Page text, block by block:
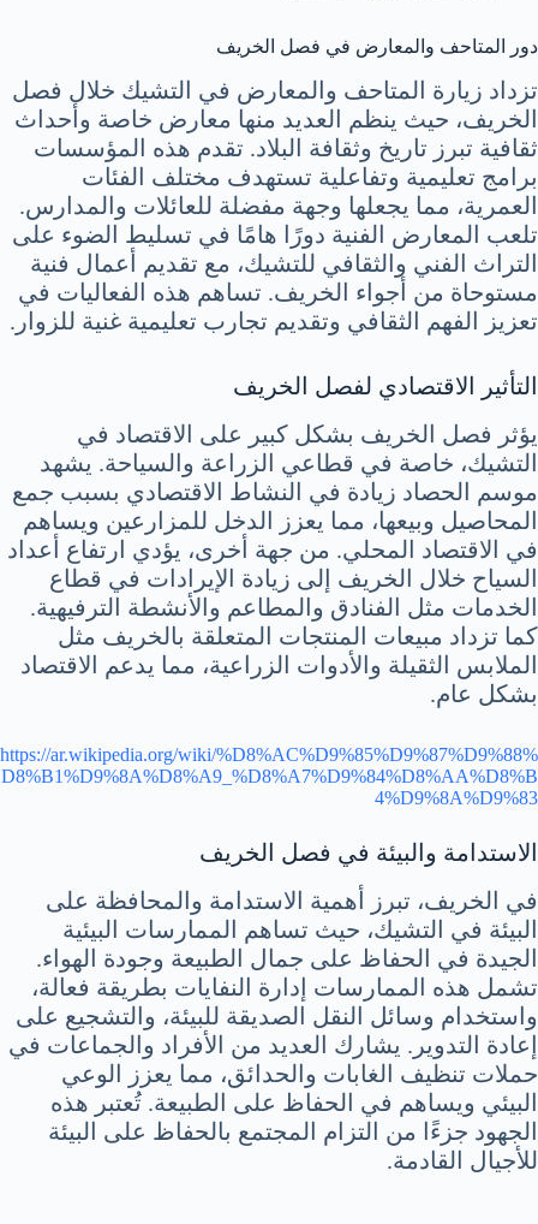
دور المتاحف والمعارض في فصل الخريف
تزداد زيارة المتاحف والمعارض في التشيك خلال فصل
الخريف، حيث ينظم العديد منها معارض خاصة وأحداث
ثقافية تبرز تاريخ وثقافة البلاد. تقدم هذه المؤسسات
برامج تعليمية وتفاعلية تستهدف مختلف الفئات
العمرية، مما يجعلها وجهة مفضلة للعائلات والمدارس.
تلعب المعارض الفنية دورًا هامًا في تسليط الضوء على
التراث الفني والثقافي للتشيك، مع تقديم أعمال فنية
مستوحاة من أجواء الخريف. تساهم هذه الفعاليات في
تعزيز الفهم الثقافي وتقديم تجارب تعليمية غنية للزوار.
التأثير الاقتصادي لفصل الخريف
يؤثر فصل الخريف بشكل كبير على الاقتصاد في
التشيك، خاصة في قطاعي الزراعة والسياحة. يشهد
موسم الحصاد زيادة في النشاط الاقتصادي بسبب جمع
المحاصيل وبيعها، مما يعزز الدخل للمزارعين ويساهم
في الاقتصاد المحلي. من جهة أخرى، يؤدي ارتفاع أعداد
السياح خلال الخريف إلى زيادة الإيرادات في قطاع
الخدمات مثل الفنادق والمطاعم والأنشطة الترفيهية.
كما تزداد مبيعات المنتجات المتعلقة بالخريف مثل
الملابس الثقيلة والأدوات الزراعية، مما يدعم الاقتصاد
بشكل عام.
https://ar.wikipedia.org/wiki/%D8%AC%D9%85%D9%87%D9%88%
D8%B1%D9%8A%D8%A9_%D8%A7%D9%84%D8%AA%D8%B
4%D9%8A%D9%83
الاستدامة والبيئة في فصل الخريف
في الخريف، تبرز أهمية الاستدامة والمحافظة على
البيئة في التشيك، حيث تساهم الممارسات البيئية
الجيدة في الحفاظ على جمال الطبيعة وجودة الهواء.
تشمل هذه الممارسات إدارة النفايات بطريقة فعالة،
واستخدام وسائل النقل الصديقة للبيئة، والتشجيع على
إعادة التدوير. يشارك العديد من الأفراد والجماعات في
حملات تنظيف الغابات والحدائق، مما يعزز الوعي
البيئي ويساهم في الحفاظ على الطبيعة. تُعتبر هذه
الجهود جزءًا من التزام المجتمع بالحفاظ على البيئة
للأجيال القادمة.